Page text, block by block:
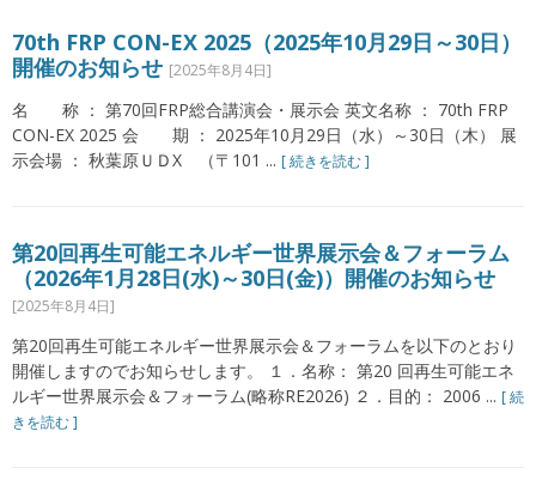
70th FRP CON-EX 2025（2025年10月29日～30日）
開催のお知らせ [2025年8月4日]
名 称 ： 第70回FRP総合講演会・展示会 英文名称 ： 70th FRP
CON-EX 2025 会 期 ： 2025年10月29日（水）～30日（木） 展
示会場 ： 秋葉原ＵＤX （〒101 ... [ 続きを読む ]
第20回再生可能エネルギー世界展示会＆フォーラム
（2026年1月28日(水)～30日(金)）開催のお知らせ
[2025年8月4日]
第20回再生可能エネルギー世界展示会＆フォーラムを以下のとおり
開催しますのでお知らせします。 １．名称： 第20 回再生可能エネ
ルギー世界展示会＆フォーラム(略称RE2026) ２．目的： 2006 ... [ 続
きを読む ]